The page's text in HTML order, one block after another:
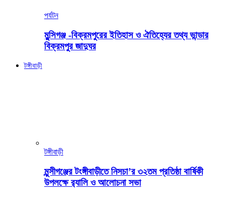
পর্যটন
মুন্সিগঞ্জ -বিক্রমপুরের ইতিহাস ও ঐতিহ্যের তথ্য ভান্ডার
বিক্রমপুর জাদুঘর
টঙ্গীবাড়ী
টঙ্গীবাড়ী
মুন্সীগঞ্জের টংঙ্গীবাড়ীতে নিসচা’র ৩২তম প্রতিষ্ঠা বার্ষিকী
উপলক্ষে র‍্যালি ও আলোচনা সভা